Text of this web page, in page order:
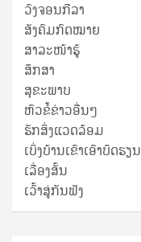
ວົງຈອນກີລາ
ສັງຄົມກົດໝາຍ
ສາລະໜ້າຮູ້
ສຶກສາ
ສຸ​ຂະ​ພາບ
ຫົວຂໍ້ຂ່າວອື່ນໆ
ຮັກສິ່ງແວດລ້ອມ
ເບິ່ງບ້ານເຂົາເອົາບົດຮຽນ
ເລື່ອງສັ້ນ
ເວົ້າສູ່ກັນຟັງ